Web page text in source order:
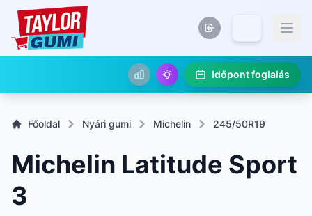
Időpont foglalás
Főoldal Nyári gumi Michelin 245/50R19
Michelin Latitude Sport
3